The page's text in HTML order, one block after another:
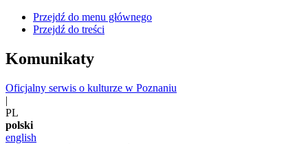
Przejdź do menu głównego
Przejdź do treści
Komunikaty
Oficjalny serwis o kulturze w Poznaniu
|
PL
polski
english